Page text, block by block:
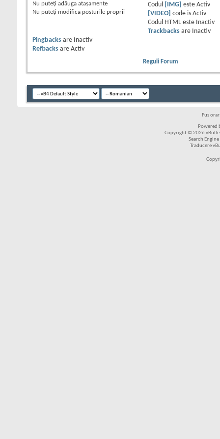
Nu puteţi adăuga ataşamente
Nu puteţi modifica posturile proprii
Codul
[IMG] este Activ
[VIDEO]
code is Activ
Codul HTML este
Inactiv
Trackbacksare
Inactiv
Pingbacks are
Inactiv
Refbacks are Activ
Reguli Forum
Fus
Powered
Copyright © 2026
Search
Traducere